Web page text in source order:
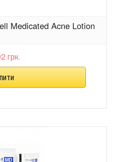
Medicated Acne Lotion
грн.